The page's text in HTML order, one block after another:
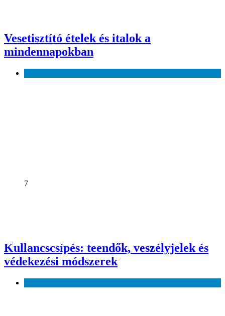
Vesetisztító ételek és italok a
mindennapokban
7
Kullancscsípés: teendők, veszélyjelek és
védekezési módszerek